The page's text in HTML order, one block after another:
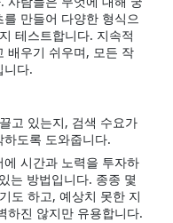
만들어 다양한 형식으
테스트합니다. 지속적
배우기 쉬우며, 모든 작
니다.
고 있는지, 검색 수요가
도록 도와줍니다.
에 시간과 노력을 투자하
는 방법입니다. 종종 몇
도 하고, 예상치 못한 지
하진 않지만 유용합니다.